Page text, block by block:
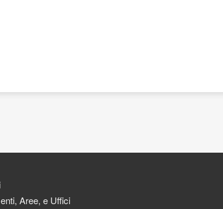
Aree, e Uffici